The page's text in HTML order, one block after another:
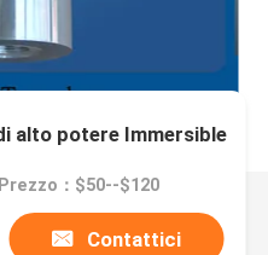
alto potere Immersible
Prezzo：$50--$120
Contattici